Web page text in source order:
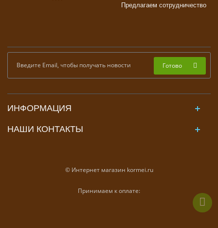
Предлагаем сотрудничество
Готово
ИНФОРМАЦИЯ
НАШИ КОНТАКТЫ
© Интернет магазин kormei.ru
Принимаем к оплате: